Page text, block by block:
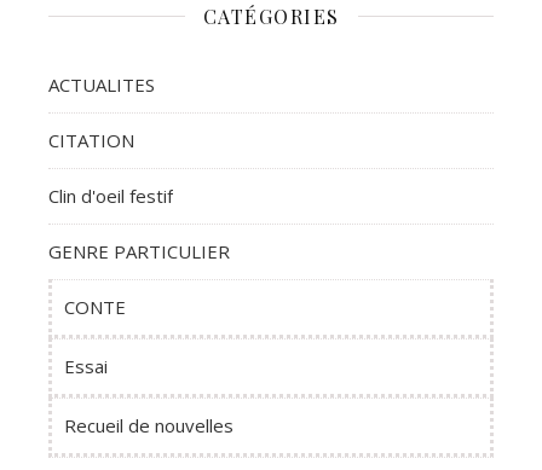
CATÉGORIES
ACTUALITES
CITATION
Clin d'oeil festif
GENRE PARTICULIER
CONTE
Essai
Recueil de nouvelles